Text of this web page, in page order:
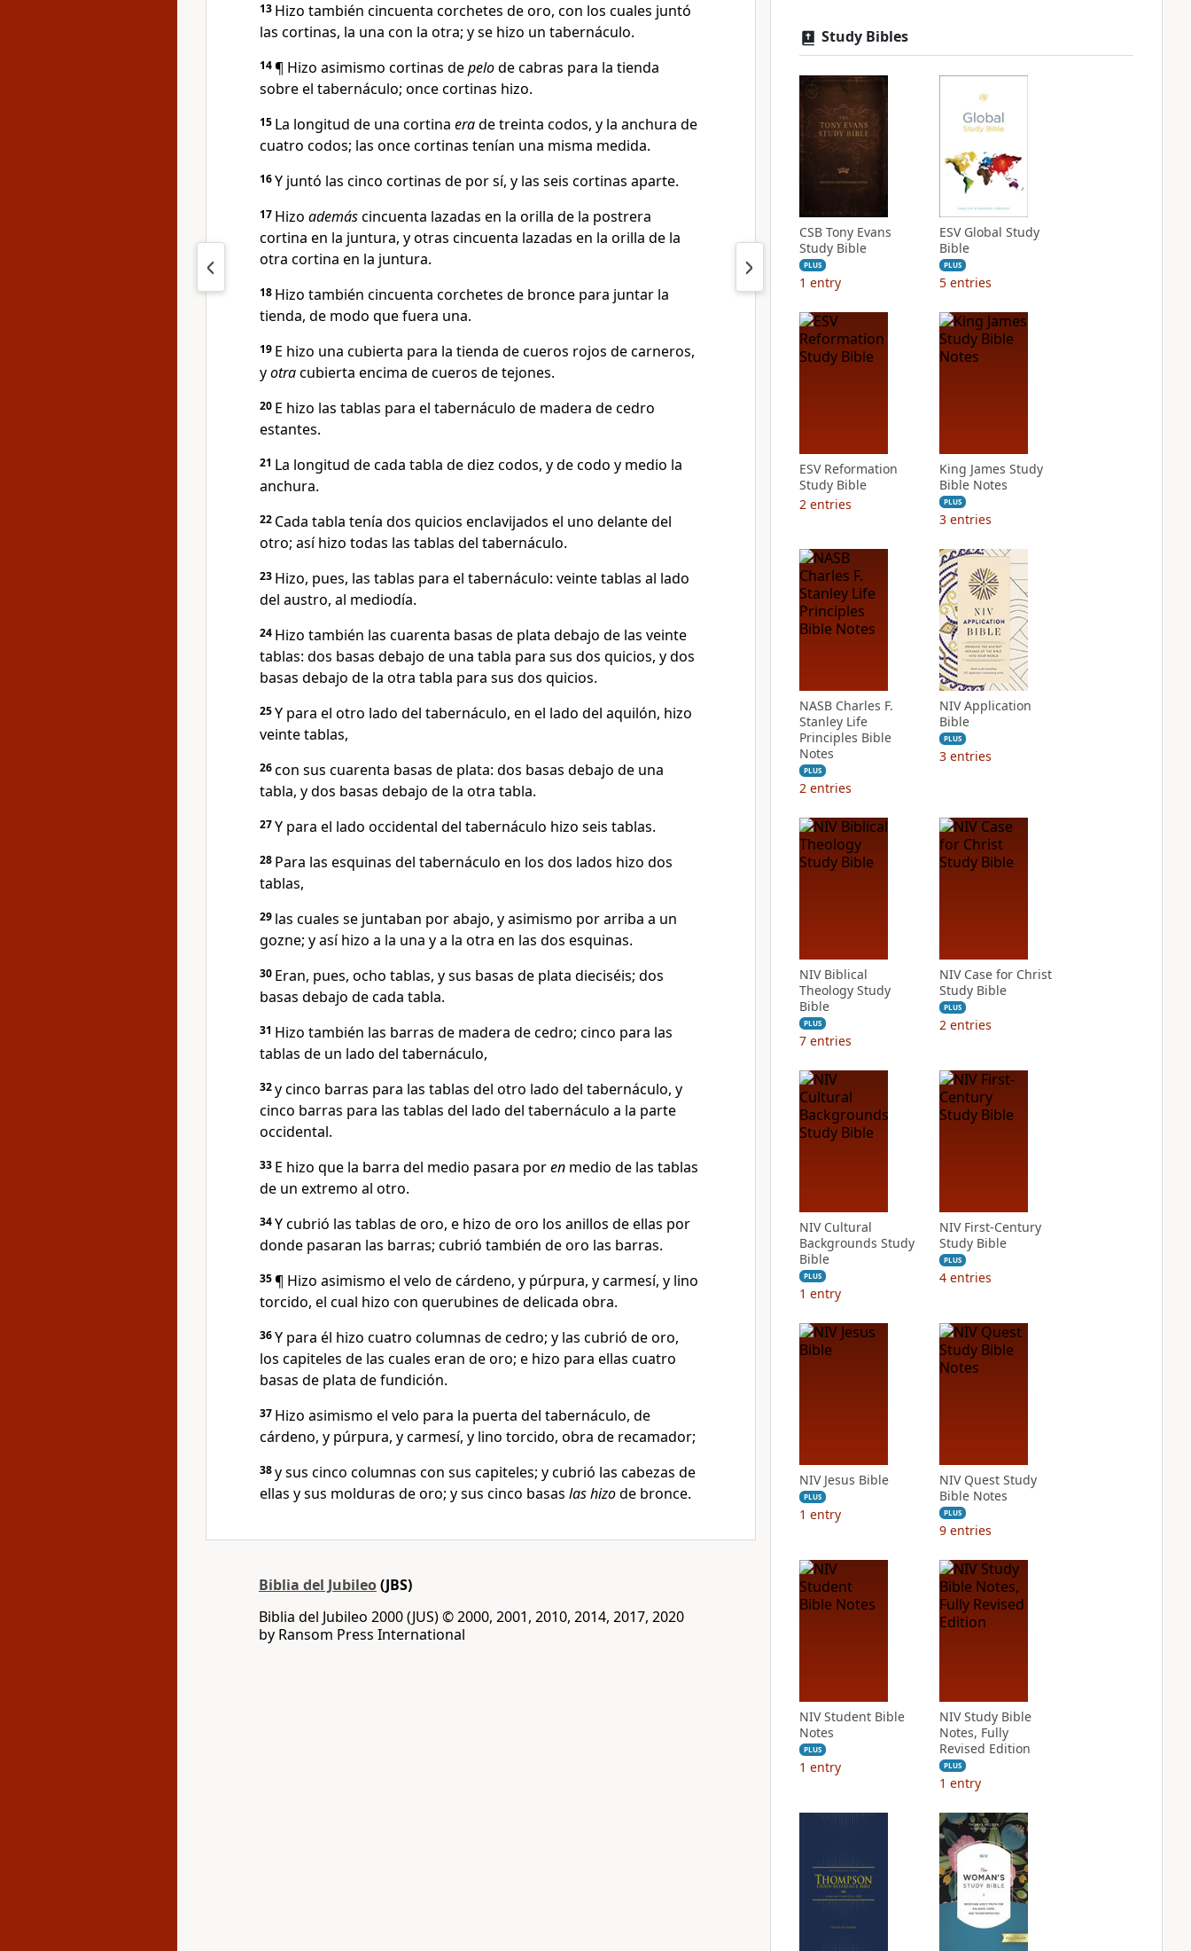
13 Hizo también cincuenta corchetes de oro, con los cuales juntó
las cortinas, la una con la otra; y se hizo un tabernáculo.
14¶ Hizo asimismo cortinas depelode cabras para la tienda
sobre el tabernáculo; once cortinas hizo.
15 La longitud de una cortina erade treinta codos, y la anchura de
cuatro codos; las once cortinas tenían una misma medida.
16Y juntó las cinco cortinas de por sí, y las seis cortinas aparte.
17 Hizo ademáscincuenta lazadas en la orilla de la postrera
cortina en la juntura, y otras cincuenta lazadas en la orilla de la
otra cortina en la juntura.
18 Hizo también cincuenta corchetes de bronce para juntar la
tienda, de modo que fuera una.
19 E hizo una cubierta para la tienda de cueros rojos de carneros,
yotracubierta encima de cueros de tejones.
20 E hizo las tablas para el tabernáculo de madera de cedro
estantes.
21 La longitud de cada tabla de diez codos, y de codo y medio la
anchura.
22 Cada tabla tenía dos quicios enclavijados el uno delante del
otro; así hizo todas las tablas del tabernáculo.
23 Hizo, pues, las tablas para el tabernáculo: veinte tablas al lado
del austro, al mediodía.
24 Hizo también las cuarenta basas de plata debajo de las veinte
tablas: dos basas debajo de una tabla para sus dos quicios, y dos
basas debajo de la otra tabla para sus dos quicios.
25Y para el otro lado del tabernáculo, en el lado del aquilón, hizo
veinte tablas,
26con sus cuarenta basas de plata: dos basas debajo de una
tabla, y dos basas debajo de la otra tabla.
27Y para el lado occidental del tabernáculo hizo seis tablas.
28 Para las esquinas del tabernáculo en los dos lados hizo dos
tablas,
29 las cuales se juntaban por abajo, y asimismo por arriba a un
gozne; y así hizo a la una y a la otra en las dos esquinas.
30 Eran, pues, ocho tablas, y sus basas de plata dieciséis; dos
basas debajo de cada tabla.
31 Hizo también las barras de madera de cedro; cinco para las
tablas de un lado del tabernáculo,
32y cinco barras para las tablas del otro lado del tabernáculo, y
cinco barras para las tablas del lado del tabernáculo a la parte
occidental.
33 E hizo que la barra del medio pasara poren medio de las tablas
de un extremo al otro.
34Y cubrió las tablas de oro, e hizo de oro los anillos de ellas por
donde pasaran las barras; cubrió también de oro las barras.
35¶ Hizo asimismo el velo de cárdeno, y púrpura, y carmesí, y lino
torcido, el cual hizo con querubines de delicada obra.
36Y para él hizo cuatro columnas de cedro; y las cubrió de oro,
los capiteles de las cuales eran de oro; e hizo para ellas cuatro
basas de plata de fundición.
37 Hizo asimismo el velo para la puerta del tabernáculo, de
cárdeno, y púrpura, y carmesí, y lino torcido, obra de recamador;
38y sus cinco columnas con sus capiteles; y cubrió las cabezas de
ellas y sus molduras de oro; y sus cinco basas las hizode bronce.
Biblia del Jubileo(JBS)
Biblia del Jubileo 2000 (JUS) © 2000, 2001, 2010, 2014, 2017, 2020
by Ransom Press International
Study Bibles
CSB Tony Evans
Study Bible
PLUS
1 entry
ESV Global Study
Bible
PLUS
5 entries
ESV Reformation
Study Bible
2 entries
King James Study
Bible Notes
PLUS
3 entries
NASB Charles F.
Stanley Life
Principles Bible
Notes
PLUS
2 entries
NIV Application
Bible
PLUS
3 entries
NIV Biblical
Theology Study
Bible
PLUS
7 entries
NIV Case for Christ
Study Bible
PLUS
2 entries
NIV Cultural
Backgrounds Study
Bible
PLUS
1 entry
NIV First-Century
Study Bible
PLUS
4 entries
NIV Jesus Bible
PLUS
1 entry
NIV Quest Study
Bible Notes
PLUS
9 entries
NIV Student Bible
Notes
PLUS
1 entry
NIV Study Bible
Notes, Fully
Revised Edition
PLUS
1 entry